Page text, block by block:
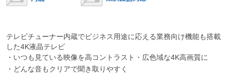
テレビチューナー内蔵でビジネス用途に応える業務向け機能も搭載
した4K液晶テレビ
・いつも見ている映像を高コントラスト・広色域な4K高画質に
・どんな音もクリアで聞き取りやすく